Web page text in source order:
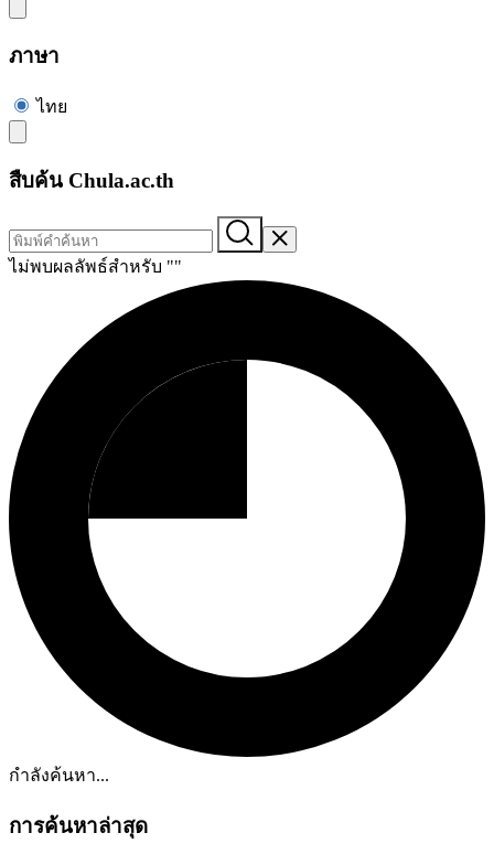
ภาษา
ไทย
สืบค้น Chula.ac.th
ไม่พบผลลัพธ์สำหรับ ""
กำลังค้นหา...
การค้นหาล่าสุด